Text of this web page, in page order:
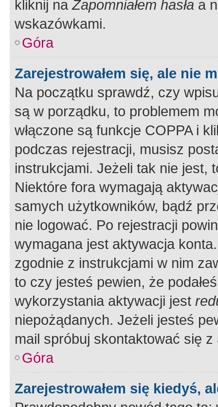
kliknij naZapomniałem hasła a
wskazówkami.
Góra
Zarejestrowałem się, ale nie
Na początku sprawdź, czy
są w porządku, to problemem
włączone są funkcje COPPA i
podczas rejestracji, musisz
instrukcjami. Jeżeli tak nie jest,
Niektóre fora wymagają
samych użytkowników, bądź
nie logować. Po rejestracji
wymagana jest aktywacja
zgodnie z instrukcjami w nim
to czy jesteś pewien, że
wykorzystania aktywacji jest
niepożądanych. Jeżeli jesteś
mail spróbuj skontaktować się
Góra
Zarejestrowałem się kiedyś,